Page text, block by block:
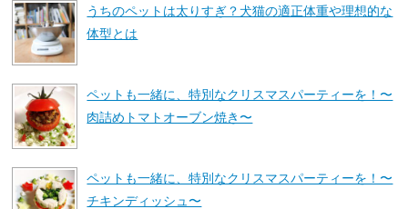
うちのペットは太りすぎ？犬猫の適正体重や理想的な
体型とは
ペットも一緒に、特別なクリスマスパーティーを！〜
肉詰めトマトオーブン焼き〜
ペットも一緒に、特別なクリスマスパーティーを！〜
チキンディッシュ〜